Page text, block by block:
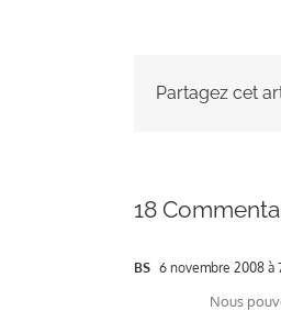
Partagez cet
18
BS 6 novembre 2008 à
Nous